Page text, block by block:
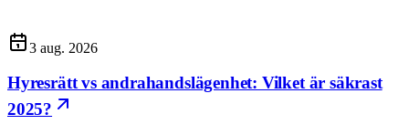
3 aug. 2026
Hyresrätt vs andrahandslägenhet: Vilket är säkrast
2025?